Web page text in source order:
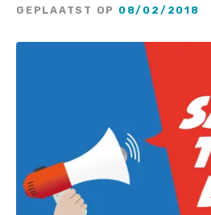
GEPLAATST OP 08/02/2018